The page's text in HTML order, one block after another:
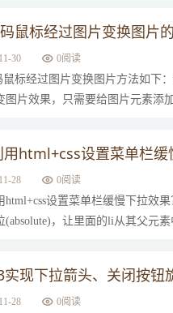
码鼠标经过图片变换图片
30 0阅读
鼠标经过图片变换图片方法如下
图片效果，只需要给图片元素添
html+css设置菜单栏缓
28 0阅读
html+css设置菜单栏缓慢下拉效
(absolute)，让里面的li从其父元
实现下拉箭头、关闭按钮
28 0阅读